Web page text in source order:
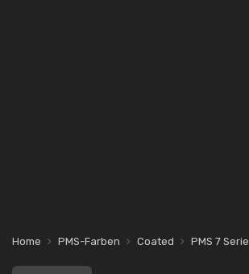
Home PMS-Farben Coated PMS 7 Serie